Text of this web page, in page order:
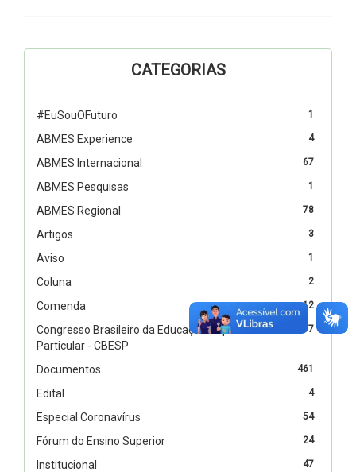
CATEGORIAS
1
#EuSouOFuturo
4
ABMES Experience
67
ABMES Internacional
1
ABMES Pesquisas
78
ABMES Regional
3
Artigos
1
Aviso
2
Coluna
12
Comenda
17
Congresso Brasileiro da Educação Superior
Particular - CBESP
461
Documentos
4
Edital
54
Especial Coronavírus
24
Fórum do Ensino Superior
47
Institucional